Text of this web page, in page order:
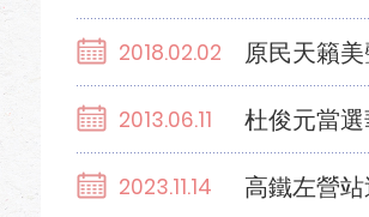
2018.02.02 原民天籟
2013.06.11 杜俊元當
2023.11.14 高鐵左營